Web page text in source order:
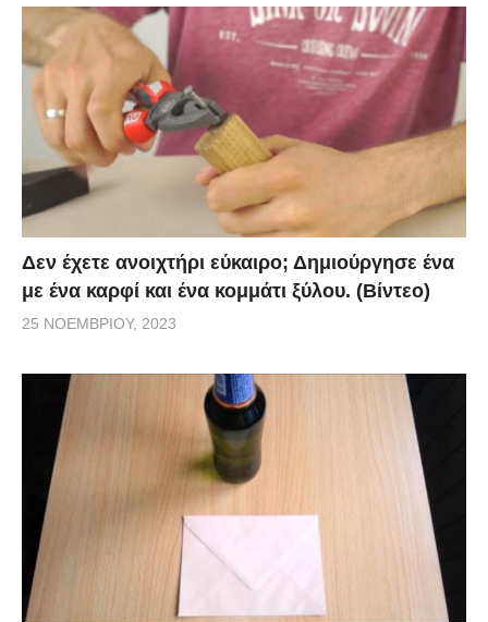
Δεν έχετε ανοιχτήρι εύκαιρο; Δημιούργησε ένα
με ένα καρφί και ένα κομμάτι ξύλου. (Βίντεο)
25 ΝΟΕΜΒΡΊΟΥ, 2023